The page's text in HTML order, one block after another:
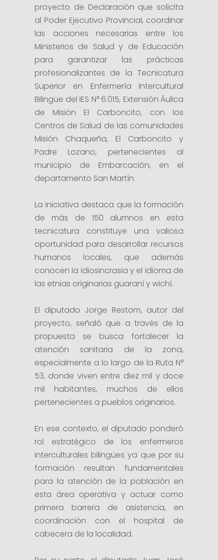
proyecto de Declaración que solicita
al Poder Ejecutivo Provincial, coordinar
las acciones necesarias entre los
Ministerios de Salud y de Educación
para garantizar las prácticas
profesionalizantes de la Tecnicatura
Superior en Enfermería Intercultural
Bilingüe del IES N° 6.015, Extensión Áulica
de Misión El Carboncito, con los
Centros de Salud de las comunidades
Misión Chaqueña, El Carboncito y
Padre Lozano, pertenecientes al
municipio de Embarcación, en el
departamento San Martín.
La iniciativa destaca que la formación
de más de 150 alumnos en esta
tecnicatura constituye una valiosa
oportunidad para desarrollar recursos
humanos locales, que además
conocen la idiosincrasia y el idioma de
las etnias originarias guaraní y wichí.
El diputado Jorge Restom, autor del
proyecto, señaló que a través de la
propuesta se busca fortalecer la
atención sanitaria de la zona,
especialmente a lo largo de la Ruta N°
53, donde viven entre diez mil y doce
mil habitantes, muchos de ellos
pertenecientes a pueblos originarios.
En ese contexto, el diputado ponderó
rol estratégico de los enfermeros
interculturales bilingües ya que por su
formación resultan fundamentales
para la atención de la población en
esta área operativa y actuar como
primera barrera de asistencia, en
coordinación con el hospital de
cabecera de la localidad.